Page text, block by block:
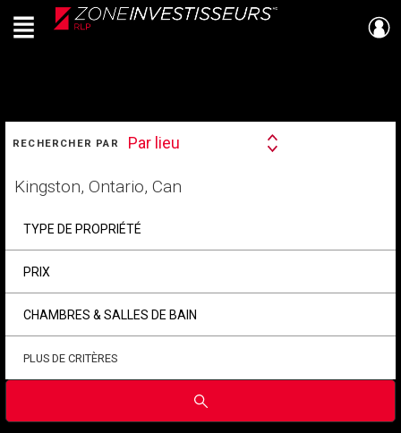
Live
En Direct
Menu
RECHERCHER PAR
Search
Par lieu
votre
TYPE DE PROPRIÉTÉ
PRIX
CHAMBRES & SALLES DE BAIN
PLUS DE CRITÈRES
Soumettre